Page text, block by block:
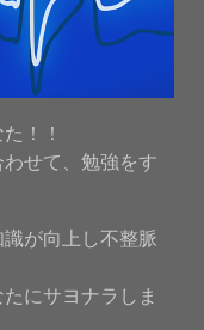
！！
せて、勉強をす
が向上し不整脈
にサヨナラしま